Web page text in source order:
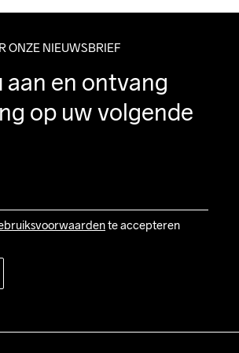
ONZE NIEUWSBRIEF
aan en ontvang
op uw volgende
te accepteren